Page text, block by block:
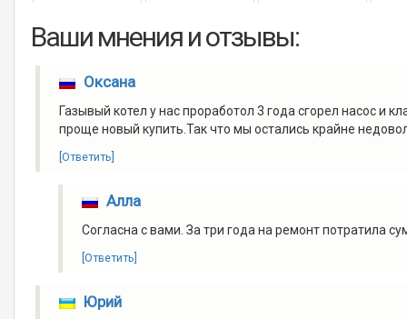
Ваши мнения и отзывы:
Оксана
Газывый котел у нас проработол 3 года сгорел насос и
проще новый купить.Так что мы остались крайне
[Ответить]
Алла
Согласна с вами. За три года на ремонт потратила
[Ответить]
Юрий